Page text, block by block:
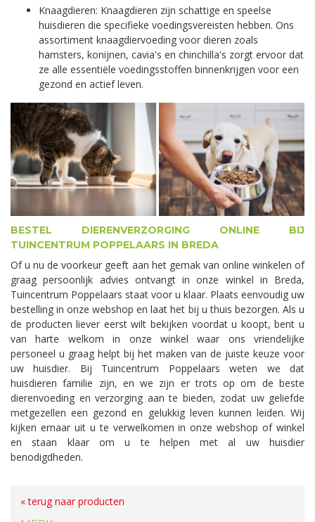
Knaagdieren: Knaagdieren zijn schattige en speelse
huisdieren die specifieke voedingsvereisten hebben. Ons
assortiment knaagdiervoeding voor dieren zoals
hamsters, konijnen, cavia's en chinchilla's zorgt ervoor dat
ze alle essentiële voedingsstoffen binnenkrijgen voor een
gezond en actief leven.
BESTEL DIERENVERZORGING ONLINE BIJ
TUINCENTRUM POPPELAARS IN BREDA
Of u nu de voorkeur geeft aan het gemak van online winkelen of
graag persoonlijk advies ontvangt in onze winkel in Breda,
Tuincentrum Poppelaars staat voor u klaar. Plaats eenvoudig uw
bestelling in onze webshop en laat het bij u thuis bezorgen. Als u
de producten liever eerst wilt bekijken voordat u koopt, bent u
van harte welkom in onze winkel waar ons vriendelijke
personeel u graag helpt bij het maken van de juiste keuze voor
uw huisdier. Bij Tuincentrum Poppelaars weten we dat
huisdieren familie zijn, en we zijn er trots op om de beste
dierenvoeding en verzorging aan te bieden, zodat uw geliefde
metgezellen een gezond en gelukkig leven kunnen leiden. Wij
kijken ernaar uit u te verwelkomen in onze webshop of winkel
en staan klaar om u te helpen met al uw huisdier
benodigdheden.
« terug naar producten